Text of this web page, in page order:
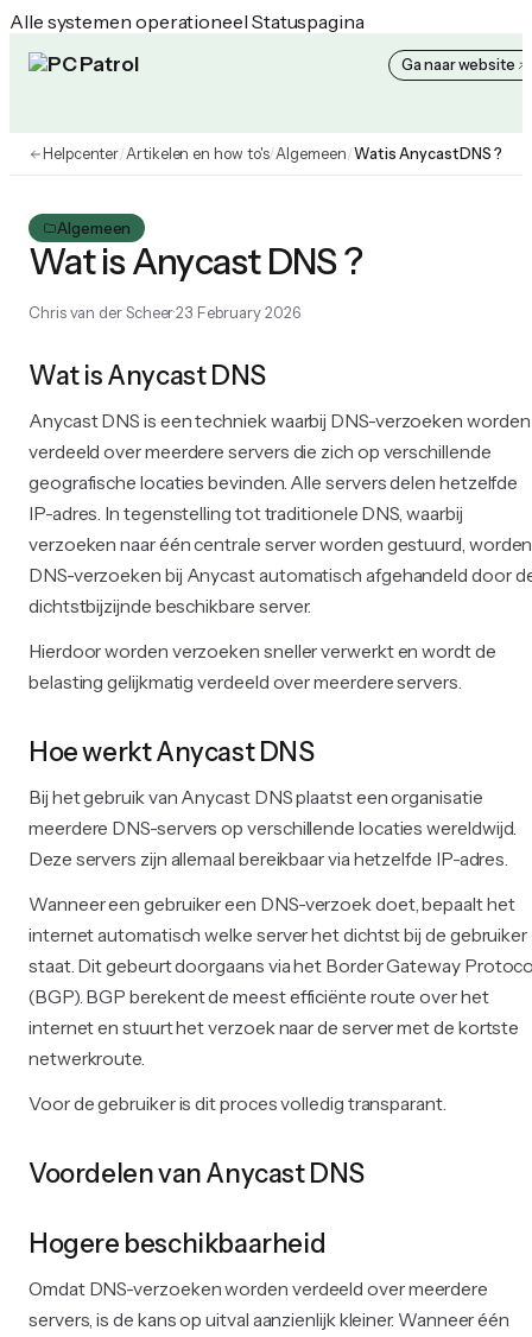
Alle systemen operationeel Statuspagina
PC Patrol Helpcenter Ga naar website
Helpcenter/Artikelen en how to's/Algemeen/Wat is Anycast DNS ?
Algemeen
Wat is Anycast DNS ?
Chris van der Scheer23 February 2026
Wat is Anycast DNS
Anycast DNS is een techniek waarbij DNS-verzoeken worden
verdeeld over meerdere servers die zich op verschillende
geografische locaties bevinden. Alle servers delen hetzelfde
IP-adres. In tegenstelling tot traditionele DNS, waarbij
verzoeken naar één centrale server worden gestuurd, worden
DNS-verzoeken bij Anycast automatisch afgehandeld door
dichtstbijzijnde beschikbare server.
Hierdoor worden verzoeken sneller verwerkt en wordt de
belasting gelijkmatig verdeeld over meerdere servers.
Hoe werkt Anycast DNS
Bij het gebruik van Anycast DNS plaatst een organisatie
meerdere DNS-servers op verschillende locaties wereldwijd.
Deze servers zijn allemaal bereikbaar via hetzelfde IP-adres.
Wanneer een gebruiker een DNS-verzoek doet, bepaalt het
internet automatisch welke server het dichtst bij de gebruiker
staat. Dit gebeurt doorgaans via het Border Gateway
(BGP). BGP berekent de meest efficiënte route over het
internet en stuurt het verzoek naar de server met de kortste
netwerkroute.
Voor de gebruiker is dit proces volledig transparant.
Voordelen van Anycast DNS
Hogere beschikbaarheid
Omdat DNS-verzoeken worden verdeeld over meerdere
servers, is de kans op uitval aanzienlijk kleiner. Wanneer één